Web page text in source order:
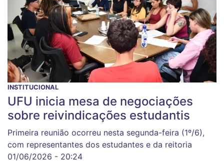
INSTITUCIONAL
UFU inicia mesa de negociações
sobre reivindicações estudantis
Primeira reunião ocorreu nesta segunda-feira (1º/6),
com representantes dos estudantes e da reitoria
01/06/2026 - 20:24